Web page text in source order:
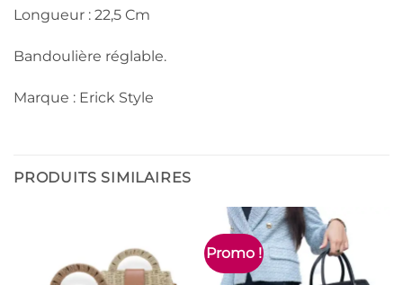
Longueur : 22,5 Cm
Bandoulière réglable.
Marque : Erick Style
PRODUITS SIMILAIRES
Promo !